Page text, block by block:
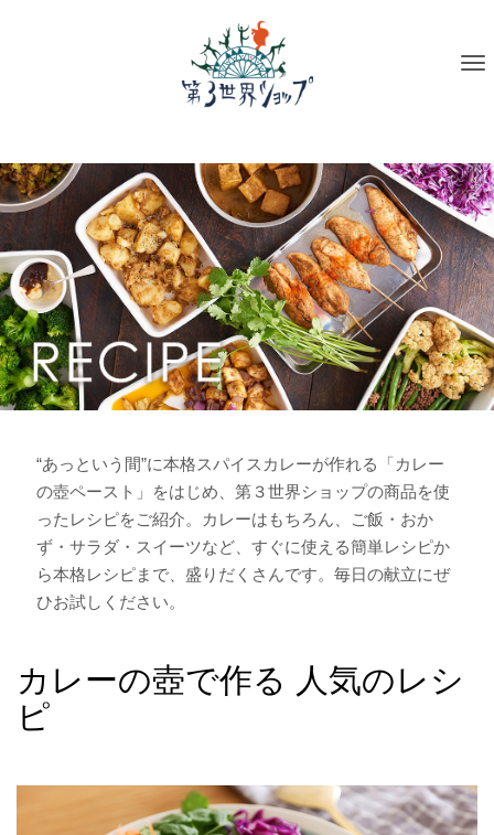
“あっという間”に本格スパイスカレーが作れる「カレー
の壺ペースト」をはじめ、第３世界ショップの商品を使
ったレシピをご紹介。カレーはもちろん、ご飯・おか
ず・サラダ・スイーツなど、すぐに使える簡単レシピか
ら本格レシピまで、盛りだくさんです。毎日の献立にぜ
ひお試しください。
カレーの壺で作る 人気のレシ
ピ